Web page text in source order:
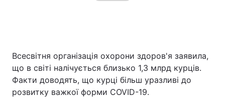
Всесвітня організація охорони здоров'я заявила,
що в світі налічується близько 1,3 млрд курців.
Факти доводять, що курці більш уразливі до
розвитку важкої форми COVID-19.